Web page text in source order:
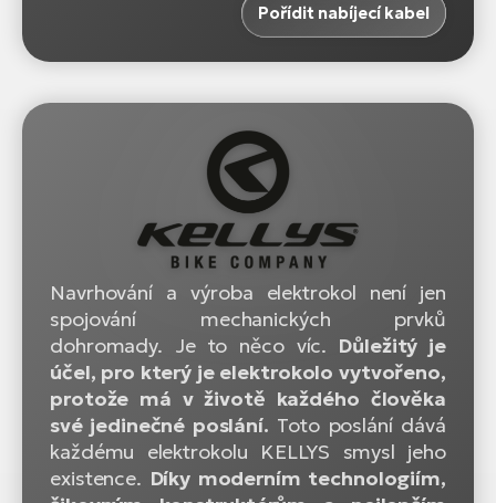
Pořídit nabíjecí kabel
Navrhování a výroba elektrokol není jen
spojování mechanických prvků
dohromady. Je to něco víc. Důležitý je
účel, pro který je elektrokolo vytvořeno,
protože má v životě každého člověka
své jedinečné poslání. Toto poslání dává
každému elektrokolu KELLYS smysl jeho
existence. Díky moderním technologiím,